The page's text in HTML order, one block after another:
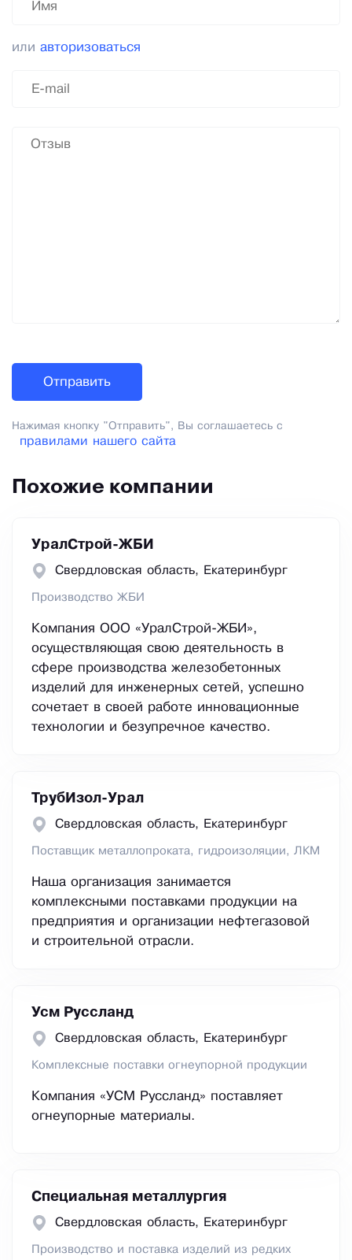
или авторизоваться
Нажимая кнопку "Отправить", Вы соглашаетесь с
правилами нашего сайта
Похожие компании
УралСтрой-ЖБИ
Свердловская область, Екатеринбург
Производство ЖБИ
Компания ООО «УралСтрой-ЖБИ»,
осуществляющая свою деятельность в
сфере производства железобетонных
изделий для инженерных сетей, успешно
сочетает в своей работе инновационные
технологии и безупречное качество.
ТрубИзол-Урал
Свердловская область, Екатеринбург
Поставщик металлопроката, гидроизоляции, ЛКМ
Наша организация занимается
комплексными поставками продукции на
предприятия и организации нефтегазовой
и строительной отрасли.
Усм Руссланд
Свердловская область, Екатеринбург
Комплексные поставки огнеупорной продукции
Компания «УСМ Руссланд» поставляет
огнеупорные материалы.
Специальная металлургия
Свердловская область, Екатеринбург
Производство и поставка изделий из редких